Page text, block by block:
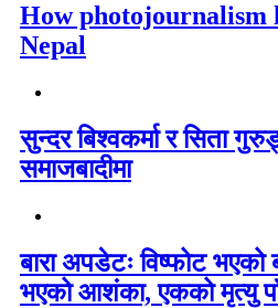
How photojournalism
Nepal
सुन्दर बिश्वकर्मा र सिता
समाजबादीमा
बारा अपडेटः विष्फोट भएको
भएको आशंका, एकको मृत्यु